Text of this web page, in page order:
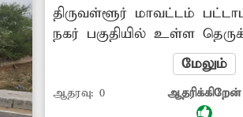
திருவள்ளூர் மாவட்டம்
நகர் பகுதியில் உள்ள
வேகத்தடை இல்லை. அந்த
வாகனங்கள் வேகமாக
இதனால் சாலையில்
மேலும்
ஆதரவு:0 ஆதரிக்கிறேன்